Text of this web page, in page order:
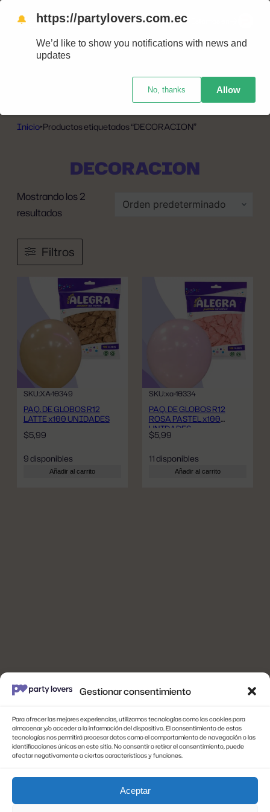
Gestionar consentimiento
Para ofrecer las mejores experiencias, utilizamos tecnologías como las cookies para
almacenar y/o acceder a la información del dispositivo. El consentimiento de estas
tecnologías nos permitirá procesar datos como el comportamiento de navegación o las
identificaciones únicas en este sitio. No consentir o retirar el consentimiento, puede
afectar negativamente a ciertas características y funciones.
Aceptar
Nuestras tiendas
Inicio‣Productos etiquetados “DECORACION”
DECORACION
Mostrando los 2
resultados
Filtros
SKU:XA-10349
PAQ. DE GLOBOS R12
LATTE x100 UNIDADES
$5,99
9 disponibles
Añadir al carrito
SKU:xa-10334
PAQ. DE GLOBOS R12
ROSA PASTEL x100
UNIDADES
$5,99
11 disponibles
Añadir al carrito
Ayuda
Privacidad y Devoluciones
Horarios de
🔔 https://partylovers.com.ec
We’d like to show you notifications with news and
updates
No, thanks Allow